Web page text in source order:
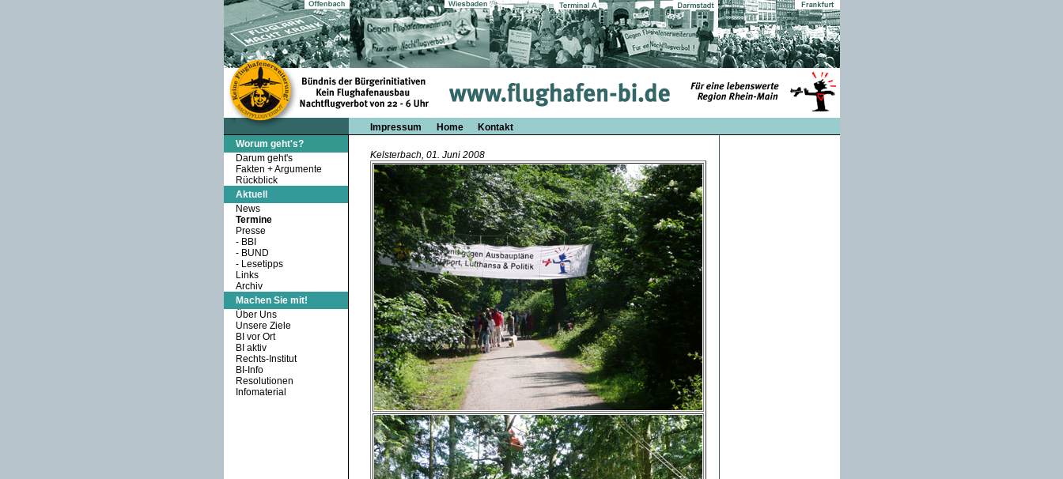
Impressum Home
Kontakt
Worum geht's?
Darum geht's
Fakten + Argumente
Rückblick
Aktuell
News
Termine
Presse
- BBI
- BUND
- Lesetipps
Links
Archiv
Machen Sie mit!
Über Uns
Unsere Ziele
BI vor Ort
BI aktiv
Rechts-Institut
BI-Info
Resolutionen
Infomaterial
Kelsterbach, 01. Juni 2008